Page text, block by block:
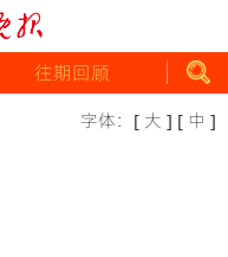
往期回顾
字体： [ 大 ] [ 中 ]